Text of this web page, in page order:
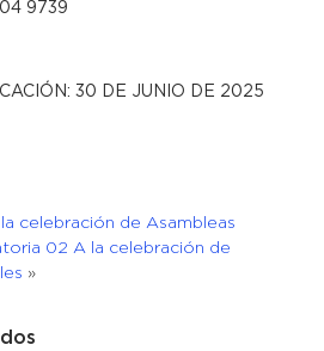
9739
30 DE JUNIO DE 2025
celebración de Asambleas
02 A la celebración de
»